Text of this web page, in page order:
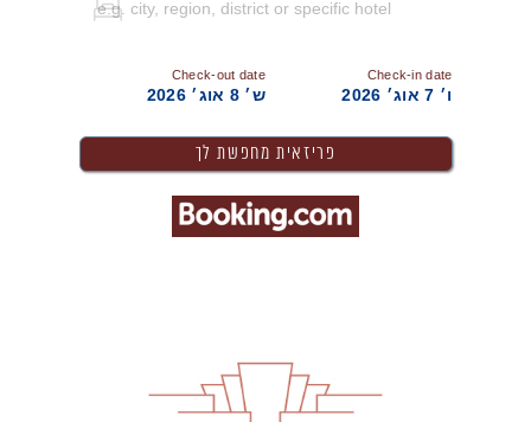
Check-in date
ו׳ 7 אוג׳ 2026
Check-out date
ש׳ 8 אוג׳ 2026